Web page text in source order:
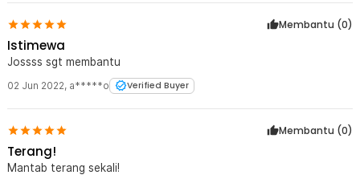
Membantu (0)
Istimewa
Jossss sgt membantu
02 Jun 2022, a*****o Verified Buyer
Membantu (0)
Terang!
Mantab terang sekali!